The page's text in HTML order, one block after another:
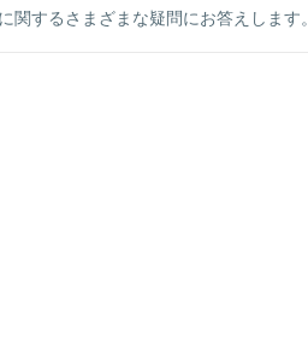
関するさまざまな疑問にお答えします。